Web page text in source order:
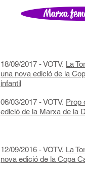
18/09/2017 - VOTV. La
una nova edició de la
infantil
06/03/2017 - VOTV. Prop
edició de la Marxa de la
12/09/2016 - VOTV. La
nova edició de la Copa
Marxa